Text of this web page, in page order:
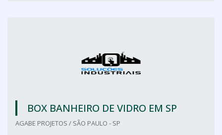
BOX BANHEIRO DE VIDRO EM SP
AGABE PROJETOS / SÃO PAULO - SP